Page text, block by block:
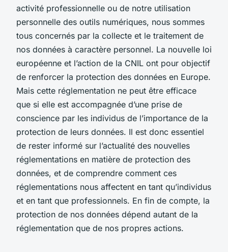
activité professionnelle ou de notre utilisation
personnelle des outils numériques, nous sommes
tous concernés par la collecte et le traitement de
nos données à caractère personnel. La nouvelle loi
européenne et l’action de la CNIL ont pour objectif
de renforcer la protection des données en Europe.
Mais cette réglementation ne peut être efficace
que si elle est accompagnée d’une prise de
conscience par les individus de l’importance de la
protection de leurs données. Il est donc essentiel
de rester informé sur l’actualité des nouvelles
réglementations en matière de protection des
données, et de comprendre comment ces
réglementations nous affectent en tant qu’individus
et en tant que professionnels. En fin de compte, la
protection de nos données dépend autant de la
réglementation que de nos propres actions.